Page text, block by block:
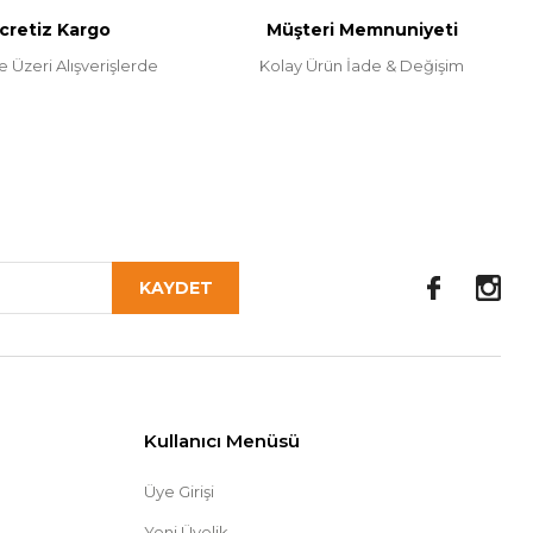
Kargo
Üzeri Alışverişlerde
Müşteri Memnuniyeti
Kolay Ürün İade & Değişim
KAYDET
Kullanıcı Menüsü
Üye Girişi